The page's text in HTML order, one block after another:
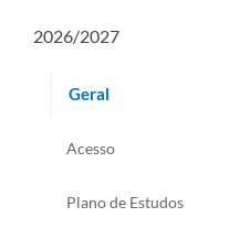
2026/2027
Geral
Acesso
Plano de Estudos